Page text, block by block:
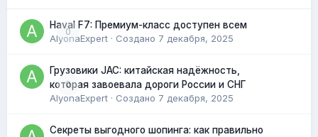
0
Haval F7: Премиум-класс доступен всем
AlyonaExpert · Создано 7 декабря, 2025
0
Грузовики JAC: китайская надёжность,
которая завоевала дороги России и СНГ
AlyonaExpert · Создано 7 декабря, 2025
Секреты выгодного шопинга: как правильно